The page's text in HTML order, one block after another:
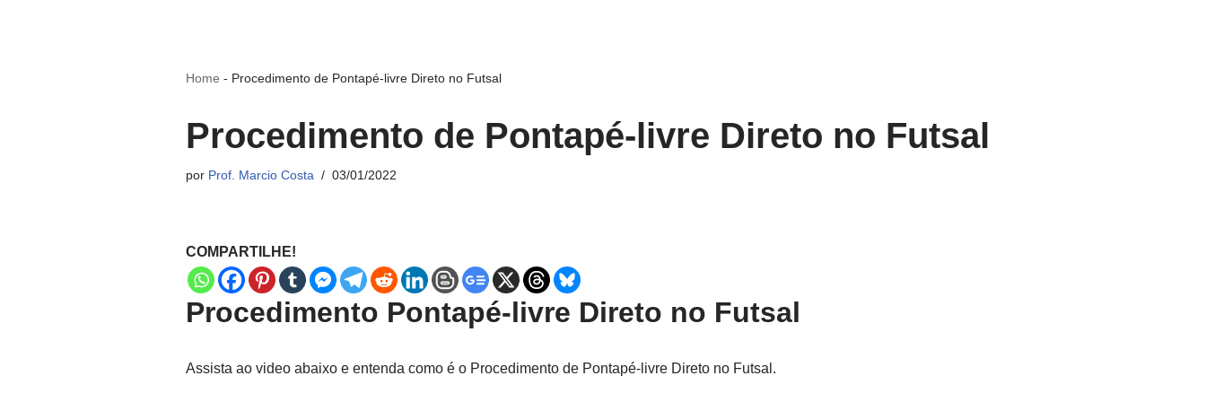
Home - Procedimento de Pontapé-livre Direto no Futsal
Procedimento de Pontapé-livre Direto no Futsal
por Prof. Marcio Costa 03/01/2022
COMPARTILHE!
Procedimento Pontapé-livre Direto no Futsal
Assista ao video abaixo e entenda como é o Procedimento de Pontapé-livre Direto no Futsal.